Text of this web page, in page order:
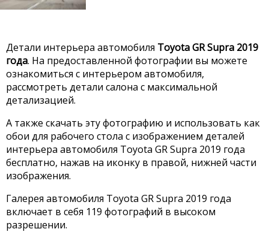
Детали интерьера автомобиля Toyota GR Supra 2019
года. На предоставленной фотографии вы можете
ознакомиться с интерьером автомобиля,
рассмотреть детали салона с максимальной
детализацией.
А также скачать эту фотографию и использовать как
обои для рабочего стола с изображением деталей
интерьера автомобиля Toyota GR Supra 2019 года
бесплатно, нажав на иконку в правой, нижней части
изображения.
Галерея автомобиля Toyota GR Supra 2019 года
включает в себя 119 фотографий в высоком
разрешении.